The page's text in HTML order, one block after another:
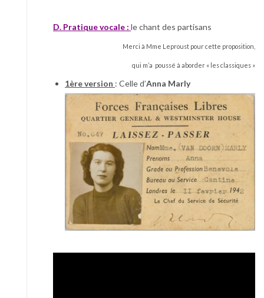
D. Pratique vocale : le chant des partisans
Merci à Mme Leproust pour cette proposition,
qui m’a poussé à aborder « les classiques »
1ère version : Celle d’Anna Marly